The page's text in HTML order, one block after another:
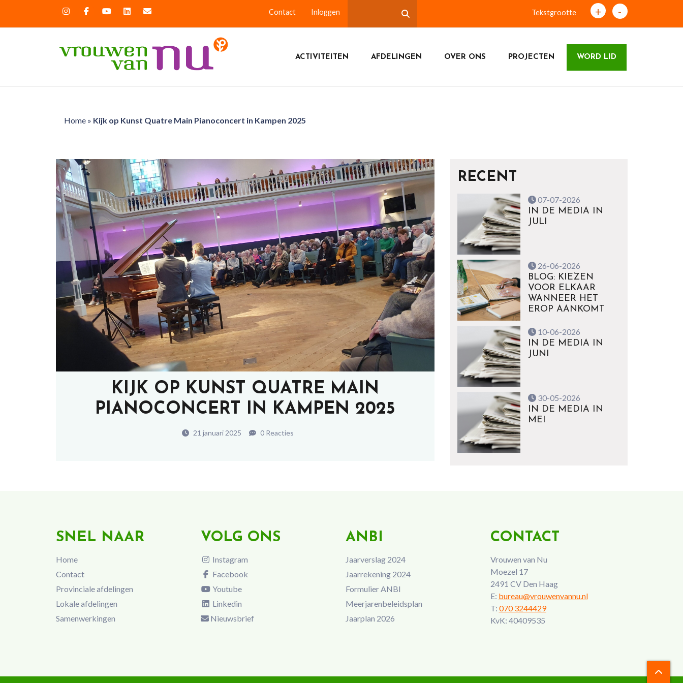
Contact Inloggen Tekstgrootte + -
ACTIVITEITEN AFDELINGEN OVER ONS PROJECTEN WORD LID
Home» Kijk op Kunst Quatre Main Pianoconcert in Kampen 2025
KIJK OP KUNST QUATRE MAIN
PIANOCONCERT IN KAMPEN 2025
21 januari 2025 0 Reacties
RECENT
07-07-2026
IN DE MEDIA IN
JULI
26-06-2026
BLOG: KIEZEN
VOOR ELKAAR
WANNEER HET
EROP AANKOMT
10-06-2026
IN DE MEDIA IN
JUNI
30-05-2026
IN DE MEDIA IN
MEI
SNEL NAAR
Home
Contact
Provinciale afdelingen
Lokale afdelingen
Samenwerkingen
VOLG ONS
Instagram
Facebook
Youtube
Linkedin
Nieuwsbrief
ANBI
Jaarverslag 2024
Jaarrekening 2024
Formulier ANBI
Meerjarenbeleidsplan
Jaarplan 2026
CONTACT
Vrouwen van Nu
Moezel 17
2491 CV Den Haag
E: bureau@vrouwenvannu.nl
T: 070 3244429
KvK: 40409535